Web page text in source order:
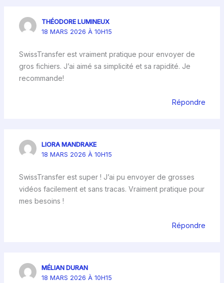
THÉODORE LUMINEUX
18 MARS 2026 À 10H15
SwissTransfer est vraiment pratique pour envoyer de
gros fichiers. J’ai aimé sa simplicité et sa rapidité. Je
recommande!
Répondre
LIORA MANDRAKE
18 MARS 2026 À 10H15
SwissTransfer est super ! J’ai pu envoyer de grosses
vidéos facilement et sans tracas. Vraiment pratique pour
mes besoins !
Répondre
MÉLIAN DURAN
18 MARS 2026 À 10H15